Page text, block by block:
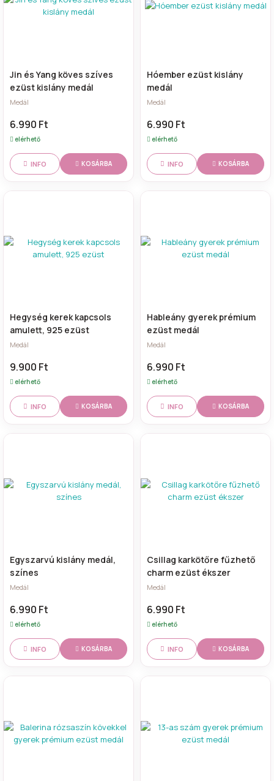
Jin és Yang köves szíves
ezüst kislány medál
Medál
6.990 Ft
elérhető
INFO KOSÁRBA
Hóember ezüst kislány
medál
Medál
6.990 Ft
elérhető
INFO KOSÁRBA
Hegység kerek kapcsols
amulett, 925 ezüst
Medál
9.900 Ft
elérhető
INFO KOSÁRBA
Hableány gyerek prémium
ezüst medál
Medál
6.990 Ft
elérhető
INFO KOSÁRBA
Egyszarvú kislány medál,
színes
Medál
6.990 Ft
elérhető
INFO KOSÁRBA
Csillag karkötőre fűzhető
charm ezüst ékszer
Medál
6.990 Ft
elérhető
INFO KOSÁRBA